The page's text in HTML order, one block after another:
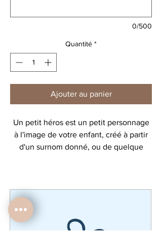
0/500
Quantité *
Ajouter au panier
Un petit héros est un petit personnage
à l'image de votre enfant, créé à partir
d'un surnom donné, ou de quelque
- bigbag 35 €
- gourde 22€